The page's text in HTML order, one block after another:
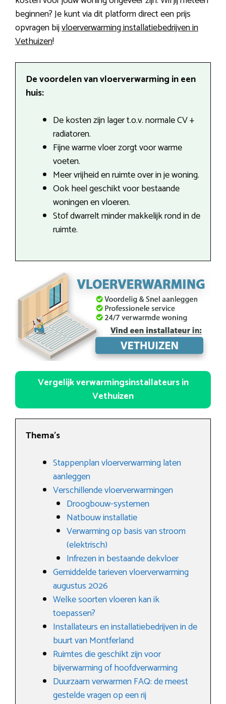
beginnen? Je kunt via dit platform direct een prijs
opvragen bijvloerverwarming installatiebedrijven in
Vethuizen!
De voordelen van vloerverwarming in een
huis:
De kosten zijn lager t.o.v. normale CV +
radiatoren.
Fijne warme vloer zorgt voor warme
voeten.
Meer vrijheid en ruimte over in je woning.
Ook heel geschikt voor bestaande
woningen en vloeren.
Stof dwarrelt minder makkelijk rond in de
ruimte.
Vergelijk verwarmingsinstallateurs in
Vethuizen
Thema’s
Stappenplan vloerverwarming laten
aanleggen
Verschillende vloerverwarmingen
Droogbouw-systemen
Natbouw installatie
Verwarming op basis van stroom
(elektrisch)
Infrezen in bestaande dekvloer
Gemiddelde tarieven vloerverwarming
augustus 2026
Welke soorten vloeren kan ik
toepassen?
Installateurs en installatiebedrijven in de
buurt van Montferland
Ruimtes die geschikt zijn voor
bijverwarming of hoofdverwarming
Duurzaam verwarmen FAQ: de meest
gestelde vragen op een rij